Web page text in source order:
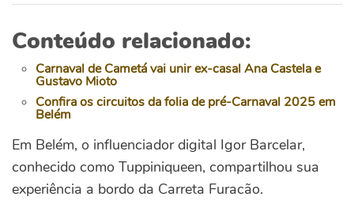
Conteúdo relacionado:
Carnaval de Cametá vai unir ex-casal Ana Castela e
Gustavo Mioto
Confira os circuitos da folia de pré-Carnaval 2025 em
Belém
Em Belém, o influenciador digital Igor Barcelar,
conhecido como Tuppiniqueen, compartilhou sua
experiência a bordo da Carreta Furacão.